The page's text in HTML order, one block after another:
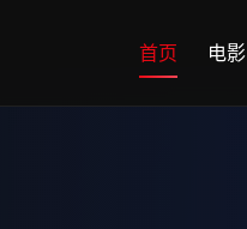
首页 电影